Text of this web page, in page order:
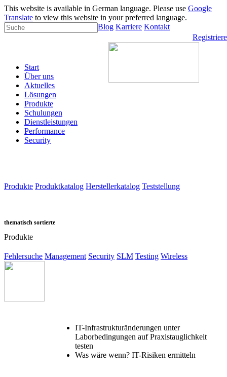
This website is available in German language. Please use Google
Translate to view this website in your preferred language.
Blog Karriere Kontakt
Start
Über uns
Aktuelles
Lösungen
Produkte
Schulungen
Dienstleistungen
Performance
Security
Produkte Produktkatalog Herstellerkatalog Teststellung
thematisch sortierte
Produkte
Fehlersuche Management Security SLM Testing Wireless
IT-Infrastrukturänderungen unter
Laborbedingungen auf Praxistauglichkeit
testen
Was wäre wenn? IT-Risiken ermitteln